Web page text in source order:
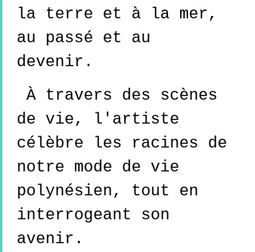
la terre et à la mer,
au passé et au
devenir.
À travers des scènes
de vie, l'artiste
célèbre les racines de
notre mode de vie
polynésien, tout en
interrogeant son
avenir.